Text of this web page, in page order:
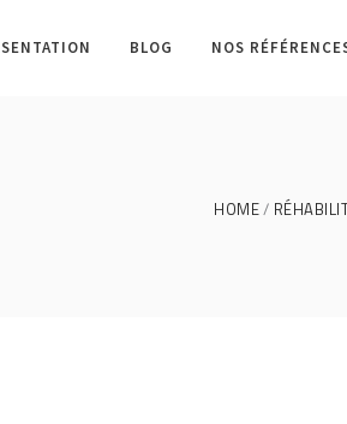
BLOG NOS
HOME